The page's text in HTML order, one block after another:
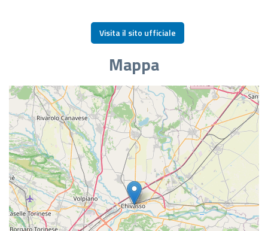
Visita il sito ufficiale
Mappa